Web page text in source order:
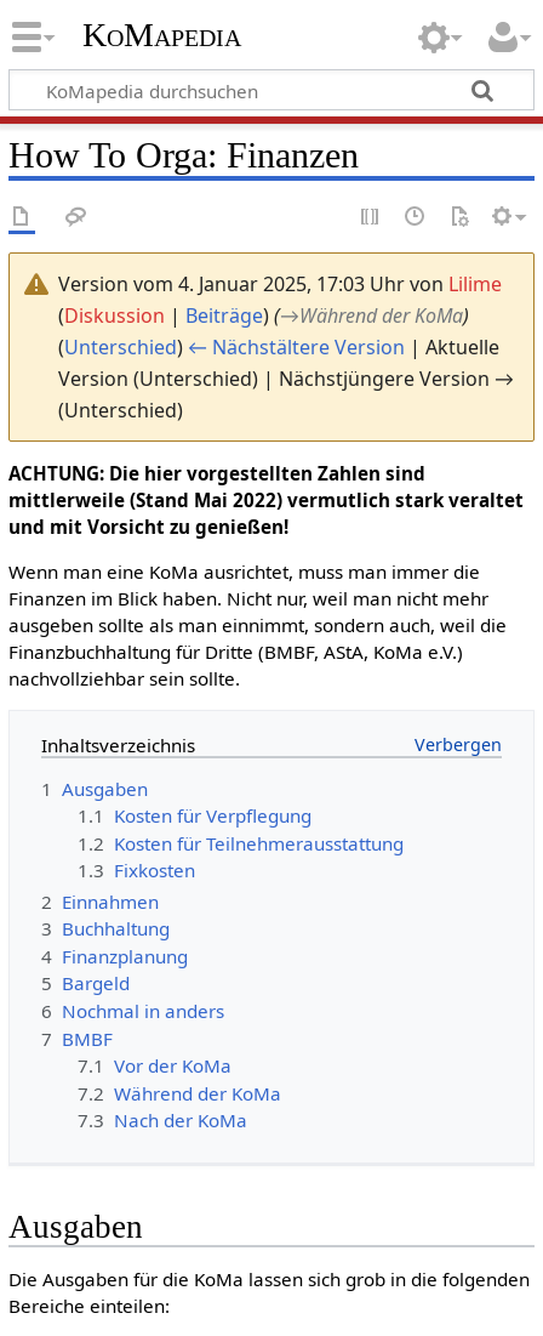
KoMapedia
How To Orga: Finanzen
Version vom 4. Januar 2025, 17:03 Uhr von Lilime
(Diskussion | Beiträge)(→Während der KoMa)
(Unterschied) ← Nächstältere Version | Aktuelle
Version (Unterschied) | Nächstjüngere Version →
(Unterschied)
ACHTUNG: Die hier vorgestellten Zahlen sind
mittlerweile (Stand Mai 2022) vermutlich stark veraltet
und mit Vorsicht zu genießen!
Wenn man eine KoMa ausrichtet, muss man immer die
Finanzen im Blick haben. Nicht nur, weil man nicht mehr
ausgeben sollte als man einnimmt, sondern auch, weil die
Finanzbuchhaltung für Dritte (BMBF, AStA, KoMa e.V.)
nachvollziehbar sein sollte.
Inhaltsverzeichnis
1 Ausgaben
1.1 Kosten für Verpflegung
1.2 Kosten für Teilnehmerausstattung
1.3 Fixkosten
2 Einnahmen
3 Buchhaltung
4 Finanzplanung
5 Bargeld
6 Nochmal in anders
7 BMBF
7.1 Vor der KoMa
7.2 Während der KoMa
7.3 Nach der KoMa
Ausgaben
Die Ausgaben für die KoMa lassen sich grob in die folgenden
Bereiche einteilen: